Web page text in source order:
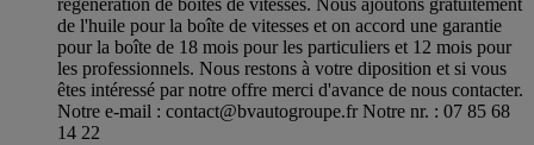
de l'huile pour la boîte de vitesses et on accord une garantie
pour la boîte de 18 mois pour les particuliers et 12 mois pour
les professionnels. Nous restons à votre diposition et si vous
êtes intéressé par notre offre merci d'avance de nous contacter.
Notre e-mail : contact@bvautogroupe.frNotre nr. : 07 85 68
14 22